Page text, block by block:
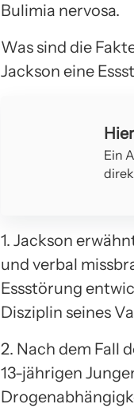
Bulimia nervosa.
Was sind die
Jackson eine
Ein
1. Jackson
und verbal
Essstörung
Disziplin seines
2. Nach dem Fall
13-jährigen